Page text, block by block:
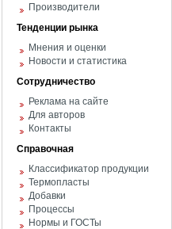
Производители
Тенденции рынка
Мнения и оценки
Новости и статистика
Сотрудничество
Реклама на сайте
Для авторов
Контакты
Справочная
Классификатор продукции
Термопласты
Добавки
Процессы
Нормы и ГОСТы